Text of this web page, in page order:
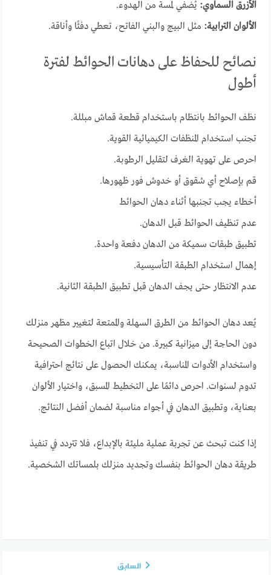
الأزرق السماوي: يُضفي لمسة من الهدوء.
الألوان الترابية: مثل البيج والبني الفاتح، تعطي دفئًا وأناقة.
نصائح للحفاظ على دهانات الحوائط لفترة
أطول
نظف الحوائط بانتظام باستخدام قطعة قماش مبللة.
تجنب استخدام المنظفات الكيميائية القوية.
احرص على تهوية الغرف لتقليل الرطوبة.
قم بإصلاح أي شقوق أو خدوش فور ظهورها.
أخطاء يجب تجنبها أثناء دهان الحوائط
عدم تنظيف الحوائط قبل الدهان.
تطبيق طبقات سميكة من الدهان دفعة واحدة.
إهمال استخدام الطبقة التأسيسية.
عدم الانتظار حتى يجف الدهان قبل تطبيق الطبقة الثانية.
يُعد دهان الحوائط من الطرق السهلة والممتعة لتغيير مظهر منزلك
دون الحاجة إلى ميزانية كبيرة. من خلال اتباع الخطوات الصحيحة
واستخدام الأدوات المناسبة، يمكنك الحصول على نتائج احترافية
تدوم لسنوات. احرص دائمًا على التخطيط المسبق، واختيار الألوان
بعناية، وتطبيق الدهان في أجواء مناسبة لضمان أفضل النتائج.
إذا كنت تبحث عن تجربة عملية مليئة بالإبداع، فلا تتردد في تنفيذ
طريقة دهان الحوائط بنفسك وتجديد منزلك بلمساتك الشخصية.
السابق